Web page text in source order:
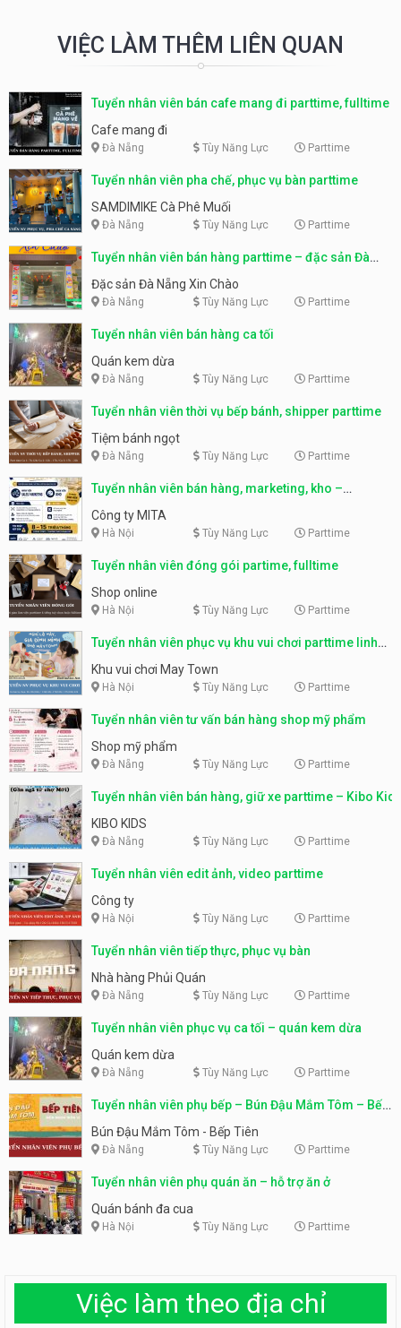
VIỆC LÀM THÊM LIÊN QUAN
Tuyển nhân viên bán cafe mang đi parttime, fulltime
Cafe mang đi
Đà Nẵng Tùy Năng Lực Parttime
Tuyển nhân viên pha chế, phục vụ bàn parttime
SAMDIMIKE Cà Phê Muối
Đà Nẵng Tùy Năng Lực Parttime
Tuyển nhân viên bán hàng parttime – đặc sản Đà
Nẵng
Đặc sản Đà Nẵng Xin Chào
Đà Nẵng Tùy Năng Lực Parttime
Tuyển nhân viên bán hàng ca tối
Quán kem dừa
Đà Nẵng Tùy Năng Lực Parttime
Tuyển nhân viên thời vụ bếp bánh, shipper parttime
Tiệm bánh ngọt
Đà Nẵng Tùy Năng Lực Parttime
Tuyển nhân viên bán hàng, marketing, kho –
parttime, fulltime
Công ty MITA
Hà Nội Tùy Năng Lực Parttime
Tuyển nhân viên đóng gói partime, fulltime
Shop online
Hà Nội Tùy Năng Lực Parttime
Tuyển nhân viên phục vụ khu vui chơi parttime linh
động
Khu vui chơi May Town
Hà Nội Tùy Năng Lực Parttime
Tuyển nhân viên tư vấn bán hàng shop mỹ phẩm
Shop mỹ phẩm
Đà Nẵng Tùy Năng Lực Parttime
Tuyển nhân viên bán hàng, giữ xe parttime – Kibo Kid
KIBO KIDS
Đà Nẵng Tùy Năng Lực Parttime
Tuyển nhân viên edit ảnh, video parttime
Công ty
Hà Nội Tùy Năng Lực Parttime
Tuyển nhân viên tiếp thực, phục vụ bàn
Nhà hàng Phủi Quán
Đà Nẵng Tùy Năng Lực Parttime
Tuyển nhân viên phục vụ ca tối – quán kem dừa
Quán kem dừa
Đà Nẵng Tùy Năng Lực Parttime
Tuyển nhân viên phụ bếp – Bún Đậu Mắm Tôm – Bếp
Tiên
Bún Đậu Mắm Tôm - Bếp Tiên
Đà Nẵng Tùy Năng Lực Parttime
Tuyển nhân viên phụ quán ăn – hỗ trợ ăn ở
Quán bánh đa cua
Hà Nội Tùy Năng Lực Parttime
Việc làm theo địa chỉ